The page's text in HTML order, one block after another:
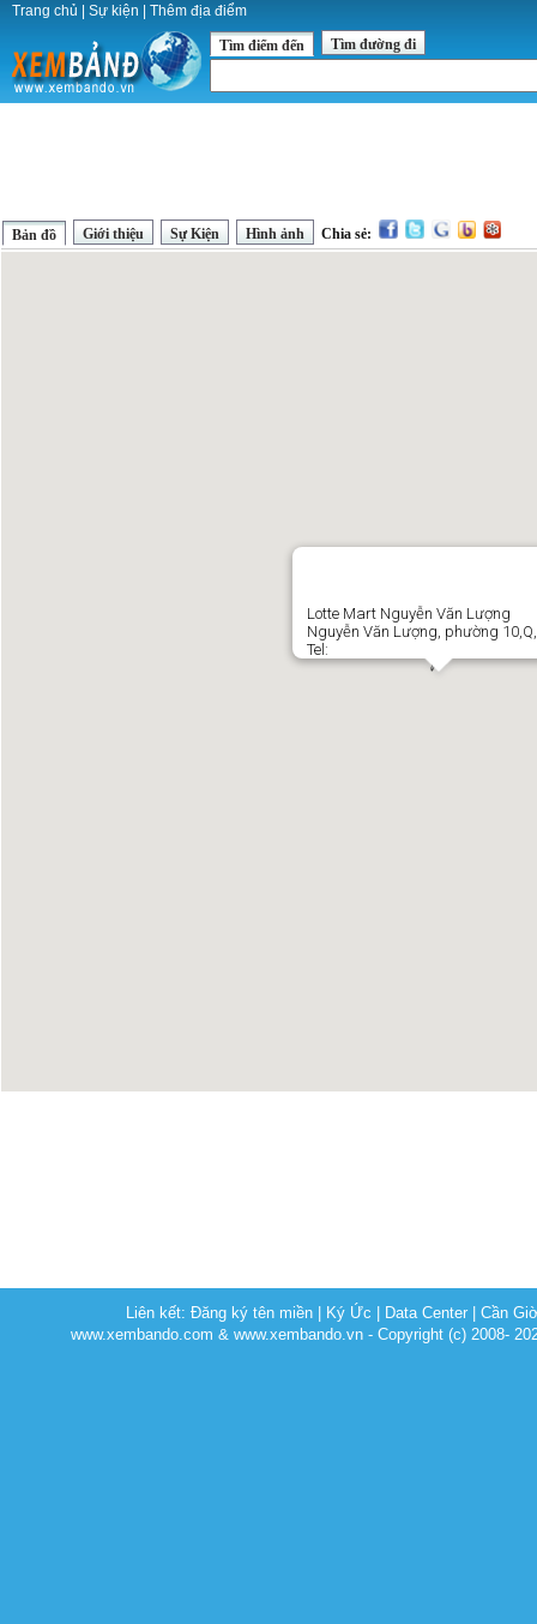
Trang chủ Sự kiện Thêm địa điểm
Tìm điểm đến Tìm đường đi
Bản đồ Giới thiệu Sự Kiện Hình ảnh Chia sẻ:
Lotte Mart Nguyễn Văn Lượng
Nguyễn Văn Lượng, phường
Tel:
Liên kết:Đăng ký tên miền Ký Ức Data Center |Cần
www.xembando.com & www.xembando.vn - Copyright (c) 2008-